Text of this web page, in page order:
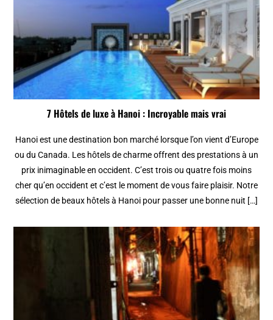
7 Hôtels de luxe à Hanoi : Incroyable mais vrai
Hanoi est une destination bon marché lorsque l’on vient d’Europe
ou du Canada. Les hôtels de charme offrent des prestations à un
prix inimaginable en occident. C’est trois ou quatre fois moins
cher qu’en occident et c’est le moment de vous faire plaisir. Notre
sélection de beaux hôtels à Hanoi pour passer une bonne nuit […]